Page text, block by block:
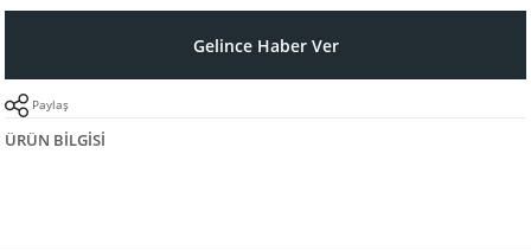
Gelince Haber Ver
Paylaş
ÜRÜN BILGISI